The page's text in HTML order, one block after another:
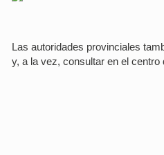
Las autoridades provinciales
y, a la vez, consultar en el